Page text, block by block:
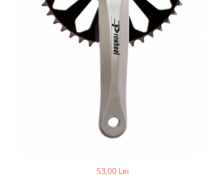
Reflectorizante
Manete schimbator
Mansoane & Ghidoline
53,00 Lei